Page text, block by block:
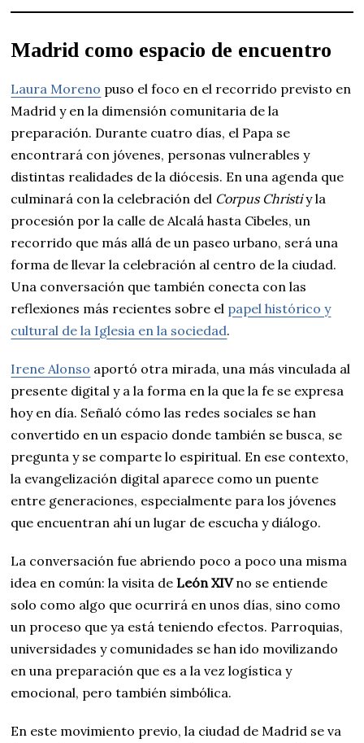
Madrid como espacio de encuentro
Laura Moreno puso el foco en el recorrido previsto en
Madrid y en la dimensión comunitaria de la
preparación. Durante cuatro días, el Papa se
encontrará con jóvenes, personas vulnerables y
distintas realidades de la diócesis. En una agenda que
culminará con la celebración del Corpus Christiy la
procesión por la calle de Alcalá hasta Cibeles, un
recorrido que más allá de un paseo urbano, será una
forma de llevar la celebración al centro de la ciudad.
Una conversación que también conecta con las
reflexiones más recientes sobre el papel histórico y
cultural de la Iglesia en la sociedad.
Irene Alonso aportó otra mirada, una más vinculada al
presente digital y a la forma en la que la fe se expresa
hoy en día. Señaló cómo las redes sociales se han
convertido en un espacio donde también se busca, se
pregunta y se comparte lo espiritual. En ese contexto,
la evangelización digital aparece como un puente
entre generaciones, especialmente para los jóvenes
que encuentran ahí un lugar de escucha y diálogo.
La conversación fue abriendo poco a poco una misma
idea en común: la visita de León XIVno se entiende
solo como algo que ocurrirá en unos días, sino como
un proceso que ya está teniendo efectos. Parroquias,
universidades y comunidades se han ido movilizando
en una preparación que es a la vez logística y
emocional, pero también simbólica.
En este movimiento previo, la ciudad de Madrid se va